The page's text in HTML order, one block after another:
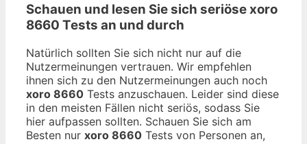
Schauen und lesen Sie sich seriösexoro
8660 Tests an und durch
Natürlich sollten Sie sich nicht nur auf die
Nutzermeinungen vertrauen. Wir empfehlen
ihnen sich zu den Nutzermeinungen auch noch
xoro 8660 Tests anzuschauen. Leider sind diese
in den meisten Fällen nicht seriös, sodass Sie
hier aufpassen sollten. Schauen Sie sich am
Besten nur xoro 8660 Tests von Personen an,